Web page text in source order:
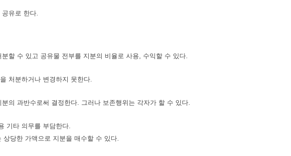
유로 한다.
할 수 있고 공유물 전부를 지분의 비율로 사용, 수익할 수 있다.
처분하거나 변경하지 못한다.
의 과반수로써 결정한다. 그러나 보존행위는 각자가 할 수 있다.
기타 의무를 부담한다.
당한 가액으로 지분을 매수할 수 있다.